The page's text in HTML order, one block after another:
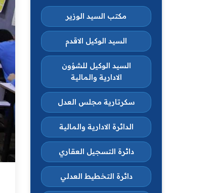
مكتب السيد الوزير
السيد الوكيل الاقدم
السيد الوكيل للشؤون
الادارية والمالية
سكرتارية مجلس العدل
الدائرة الادارية والمالية
دائرة التسجيل العقاري
دائرة التخطيط العدلي